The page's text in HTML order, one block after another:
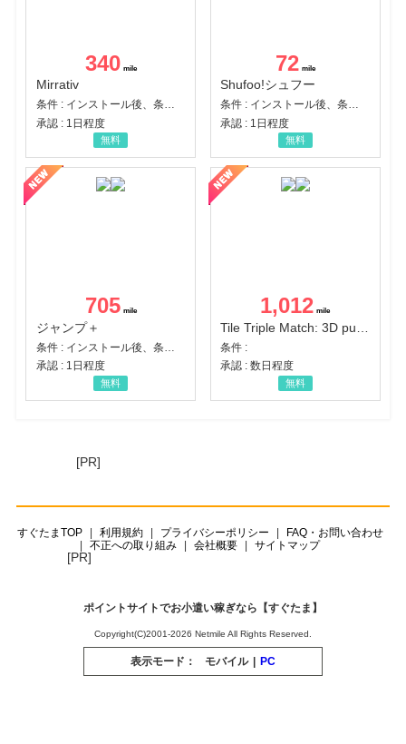
340
Mirrativ
条件 : インストール後、条件達成
承認 : 1日程度
無料
72
Shufoo!シュフー
条件 : インストール後、条件達成
承認 : 1日程度
無料
705
ジャンプ＋
承認 : 1日程度
無料
1,012
条件 :
承認 : 数日程度
無料
[PR]
すぐたまTOP 利用規約 プライバシーポリシー
FAQ・お問い合わせ
不正への取り組み
会社概要 サイトマップ
[PR]
ポイントサイトでお小遣い稼ぎなら【すぐたま】
Copyright(C)2001-2026 Netmile All Rights Reserved.
表示モード： モバイル | PC